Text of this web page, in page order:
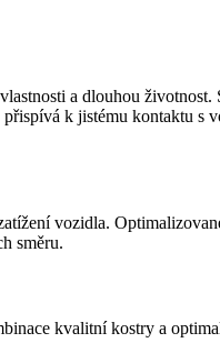
a dlouhou životnost.
přispívá k jistému kontaktu s
vozidla.
směru.
kvalitní kostry a